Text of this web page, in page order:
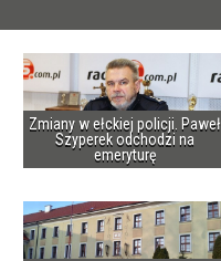
Zmiany w ełckiej policji. Paweł
Szyperek odchodzi na
emeryturę